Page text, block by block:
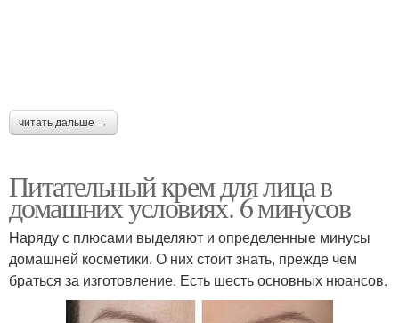
Крем для ног
читать дальше →
Питательный крем для лица в
домашних условиях. 6 минусов
Наряду с плюсами выделяют и определенные минусы
домашней косметики. О них стоит знать, прежде чем
браться за изготовление. Есть шесть основных нюансов.